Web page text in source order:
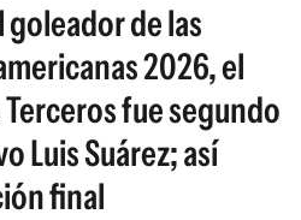
de las
2026, el
fue segundo
Luis Suárez; así
final